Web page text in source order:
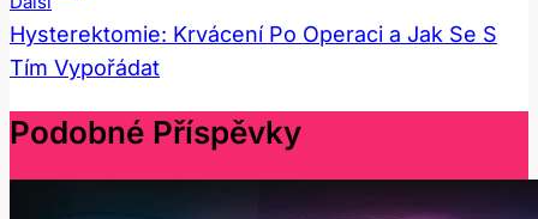
Hysterektomie: Krvácení Po Operaci a Jak Se S
Tím Vypořádat
Podobné Příspěvky